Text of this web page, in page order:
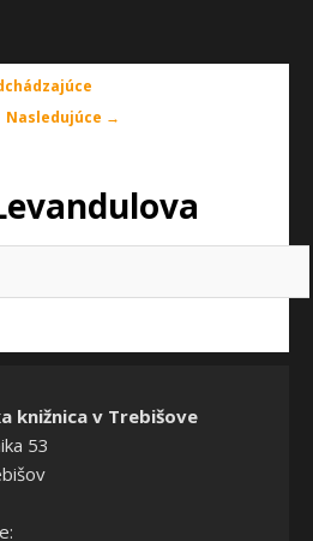
Nasledujúce →
knižnica v Trebišove
53